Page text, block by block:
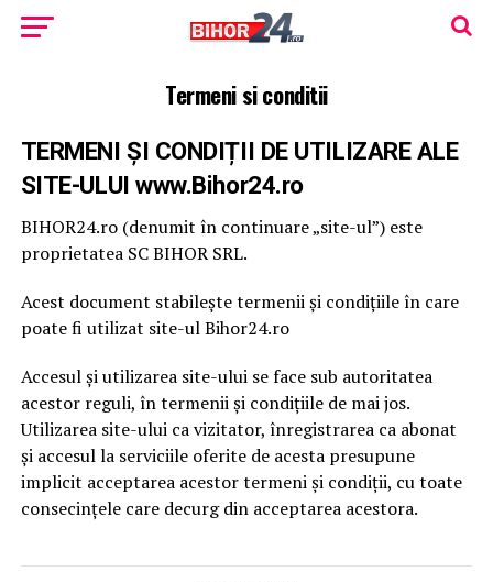
Termeni si conditii
TERMENI ȘI CONDIȚII DE UTILIZARE ALE
SITE-ULUI www.Bihor24.ro
BIHOR24.ro (denumit în continuare „site-ul”) este
proprietatea SC BIHOR SRL.
Acest document stabilește termenii și condițiile în care
poate fi utilizat site-ul Bihor24.ro
Accesul și utilizarea site-ului se face sub autoritatea
acestor reguli, în termenii și condițiile de mai jos.
Utilizarea site-ului ca vizitator, înregistrarea ca abonat
și accesul la serviciile oferite de acesta presupune
implicit acceptarea acestor termeni și condiții, cu toate
consecințele care decurg din acceptarea acestora.